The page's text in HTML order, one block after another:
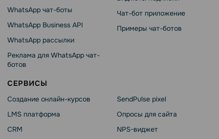
WhatsApp чат-боты
WhatsApp Business API
WhatsApp рассылки
Реклама для WhatsApp чат-
ботов
Чат-бот приложение
Примеры чат-ботов
СЕРВИСЫ
Создание онлайн-курсов
LMS платформа
CRM
SendPulse pixel
Опросы для сайта
NPS-виджет